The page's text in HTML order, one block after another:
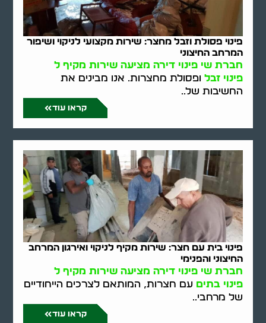
פינוי פסולת וזבל מחצר: שירות מקצועי לניקוי ושיפור
המרחב החיצוני
חברת שי פינוי דירה מציעה שירות מקיף ל
פינוי זבל ופסולת מחצרות. אנו מבינים את
החשיבות של..
קראו עוד
פינוי בית עם חצר: שירות מקיף לניקוי ואירגון המרחב
החיצוני והפנימי
חברת שי פינוי דירה מציעה שירות מקיף ל
פינוי בתים עם חצרות, המותאם לצרכים הייחודיים
של מרחבי..
קראו עוד